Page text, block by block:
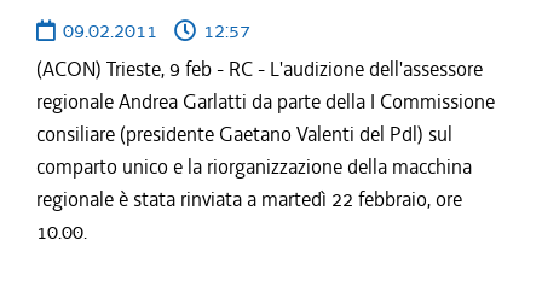
09.02.2011
12:57
(ACON) Trieste, 9 feb - RC - L'audizione dell'assessore
regionale Andrea Garlatti da parte della I Commissione
consiliare (presidente Gaetano Valenti del Pdl) sul
comparto unico e la riorganizzazione della macchina
regionale è stata rinviata a martedì 22 febbraio, ore
10.00.